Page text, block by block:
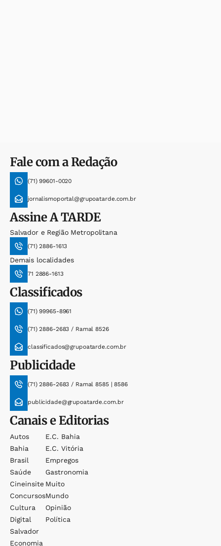
Fale com a Redação
(71) 99601-0020
jornalismoportal@grupoatarde.com.br
AssineA TARDE
Salvador e Região Metropolitana
(71) 2886-1613
Demais localidades
71 2886-1613
Classificados
(71) 99965-8961
(71) 2886-2683 / Ramal 8526
classificados@grupoatarde.com.br
Publicidade
(71) 2886-2683 / Ramal 8585 | 8586
publicidade@grupoatarde.com.br
Canais e Editorias
Autos
Bahia
Brasil
Saúde
Cineinsite
Concursos
Cultura
Digital
Salvador
Economia
E.c. Bahia
E.c. Vitória
Empregos
Gastronomia
Muito
Mundo
Opinião
Política